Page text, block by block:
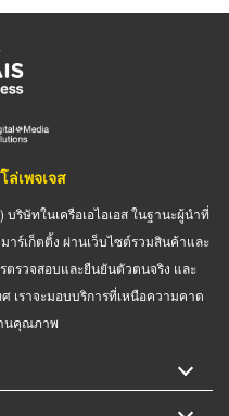
ล่เพจเจส
ริษัทในเครือเอไอเอส ในฐานะผู้นำที่
ร์เก็ตติ้ง ผ่านเว็บไซต์รวมสินค้าและ
ตรวจสอบและยืนยันตัวตนจริง และ
เราจะมอบบริการที่เหนือความคาด
นคุณภาพ